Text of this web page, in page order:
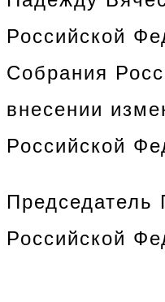
Российской
Собрания
внесении
Российской
Председатель
Российской